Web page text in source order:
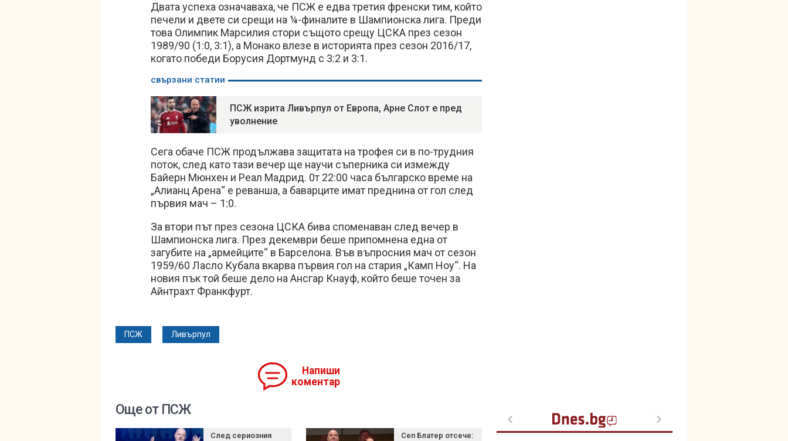
Двата успеха означаваха, че ПСЖ е едва третия френски тим, който
печели и двете си срещи на ¼-финалите в Шампионска лига. Преди
това Олимпик Марсилия стори същото срещу ЦСКА през сезон
1989/90 (1:0, 3:1), а Монако влезе в историята през сезон 2016/17,
когато победи Борусия Дортмунд с 3:2 и 3:1.
свързани статии
ПСЖ изрита Ливърпул от Европа, Арне Слот е пред
уволнение
Сега обаче ПСЖ продължава защитата на трофея си в по-трудния
поток, след като тази вечер ще научи съперника си измежду
Байерн Мюнхен и Реал Мадрид. 0т 22:00 часа българско време на
„Алианц Арена“ е реванша, а баварците имат преднина от гол след
първия мач – 1:0.
За втори път през сезона ЦСКА бива споменаван след вечер в
Шампионска лига. През декември беше припомнена една от
загубите на „армейците“ в Барселона. Във въпросния мач от сезон
1959/60 Ласло Кубала вкарва първия гол на стария „Камп Ноу“. На
новия пък той беше дело на Ансгар Кнауф, който беше точен за
Айнтрахт Франкфурт.
ПСЖ Ливърпул
Напиши
коментар
Още от ПСЖ
След сериозния
Сеп Блатер отсече: